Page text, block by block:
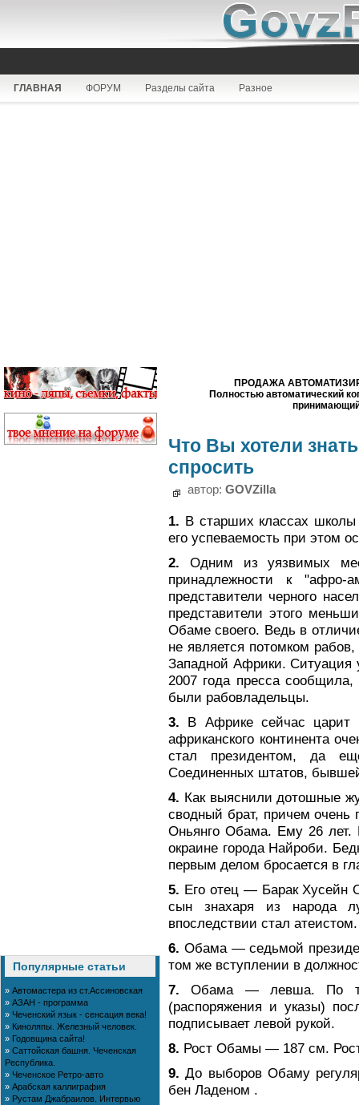
ГЛАВНАЯ ФОРУМ Разделы сайта Разное
Популярные статьи
» Автомастера из ст.Ассиновская
» АЗАН - программа
» Чеченский язык - сенсация века!
» Киноляпы. Железный человек.
» Годовщина сайта!
» Саттойская башня. Чеченская
Республика.
» Чеченское Ретро-авто
» Арабская каллиграфия
» Рустам Джабраилов. Интервью
ПРОДАЖА
Полностью автоматический
Что Вы хотели
спросить
автор: GOVZilla
1. В старших классах
его успеваемость при этом
2. Одним из уязвимых
принадлежности к "афро-
представители черного
представители этого
Обаме своего. Ведь в
не является потомком
Западной Африки. Ситуация
2007 года пресса
были рабовладельцы.
3. В Африке сейчас царит
африканского континента
стал пpeзидeнтом, да
Соединенных штатов,
4. Как выяснили дотошные
сводный брат, причем очень
Оньянго Обама. Ему 26 лет.
окраине города Найроби.
первым делом бросается в
5. Его отец — Барак Хусейн
сын знахаря из народа
впоследствии стал атеистом.
6. Обама — седьмой
том же вступлении в
7. Обама — левша. По
(распоряжения и указы)
подписывает левой рукой.
8. Рост Обамы — 187 см.
9. До выборов Обаму
бен Ладеном .